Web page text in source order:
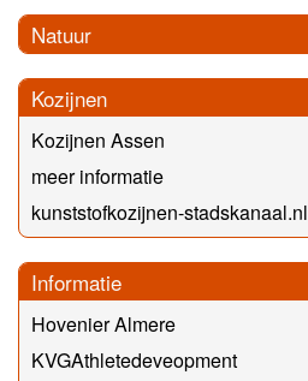
Natuur
Kozijnen
Kozijnen Assen
meer informatie
kunststofkozijnen-stadskanaal.nl
Informatie
Hovenier Almere
KVGAthletedeveopment